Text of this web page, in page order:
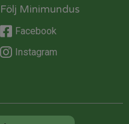
Följ Minimundus
Facebook
Instagram